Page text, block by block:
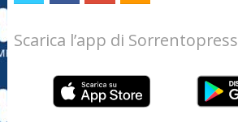
Scarica l’app di Sorrentopress